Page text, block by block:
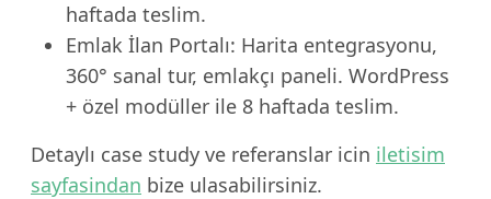
haftada teslim.
Emlak İlan Portalı: Harita entegrasyonu,
360° sanal tur, emlakçı paneli. WordPress
+ özel modüller ile 8 haftada teslim.
Detaylı case study ve referanslar icin iletisim
sayfasindan bize ulasabilirsiniz.